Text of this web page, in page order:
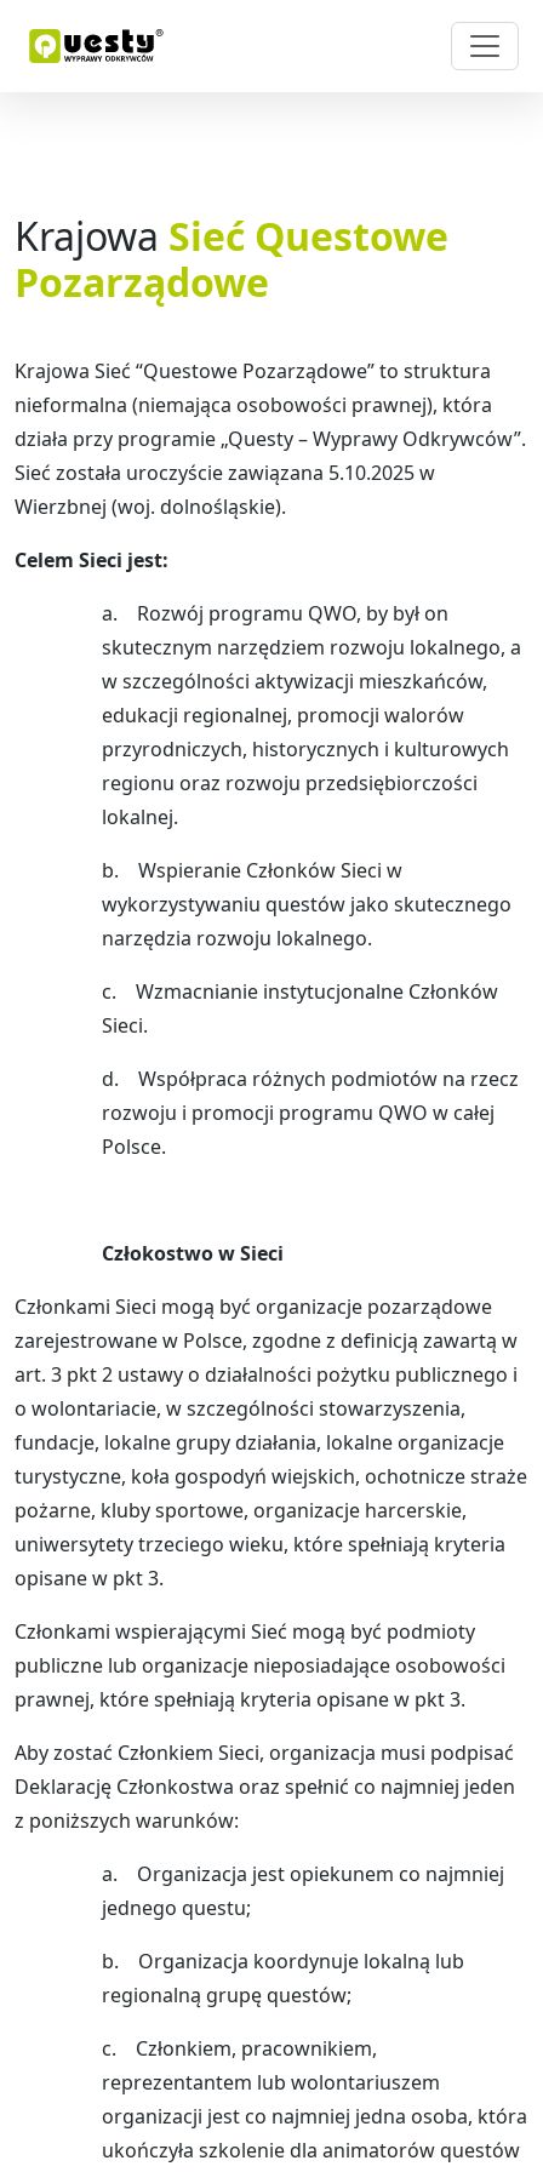
Krajowa Sieć Questowe
Pozarządowe
Krajowa Sieć “Questowe Pozarządowe” to struktura
nieformalna (niemająca osobowości prawnej), która
działa przy programie „Questy – Wyprawy Odkrywców”.
Sieć została uroczyście zawiązana 5.10.2025 w
Wierzbnej (woj. dolnośląskie).
Celem Sieci jest:
a. Rozwój programu QWO, by był on
skutecznym narzędziem rozwoju lokalnego, a
w szczególności aktywizacji mieszkańców,
edukacji regionalnej, promocji walorów
przyrodniczych, historycznych i kulturowych
regionu oraz rozwoju przedsiębiorczości
lokalnej.
b. Wspieranie Członków Sieci w
wykorzystywaniu questów jako skutecznego
narzędzia rozwoju lokalnego.
c. Wzmacnianie instytucjonalne Członków
Sieci.
d. Współpraca różnych podmiotów na rzecz
rozwoju i promocji programu QWO w całej
Polsce.
Człokostwo w Sieci
Członkami Sieci mogą być organizacje pozarządowe
zarejestrowane w Polsce, zgodne z definicją zawartą w
art. 3 pkt 2 ustawy o działalności pożytku publicznego i
o wolontariacie, w szczególności stowarzyszenia,
fundacje, lokalne grupy działania, lokalne organizacje
turystyczne, koła gospodyń wiejskich, ochotnicze straże
pożarne, kluby sportowe, organizacje harcerskie,
uniwersytety trzeciego wieku, które spełniają kryteria
opisane w pkt 3.
Członkami wspierającymi Sieć mogą być podmioty
publiczne lub organizacje nieposiadające osobowości
prawnej, które spełniają kryteria opisane w pkt 3.
Aby zostać Członkiem Sieci, organizacja musi podpisać
Deklarację Członkostwa oraz spełnić co najmniej jeden
z poniższych warunków:
a. Organizacja jest opiekunem co najmniej
jednego questu;
b. Organizacja koordynuje lokalną lub
regionalną grupę questów;
c. Członkiem, pracownikiem,
reprezentantem lub wolontariuszem
organizacji jest co najmniej jedna osoba, która
ukończyła szkolenie dla animatorów questów